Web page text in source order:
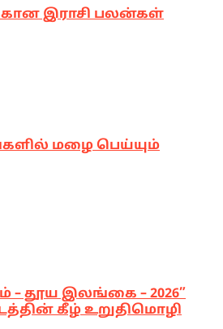
இராசி பலன்கள்
மழை பெய்யும்
– தூய இலங்கை – 2026”
கீழ் உறுதிமொழி